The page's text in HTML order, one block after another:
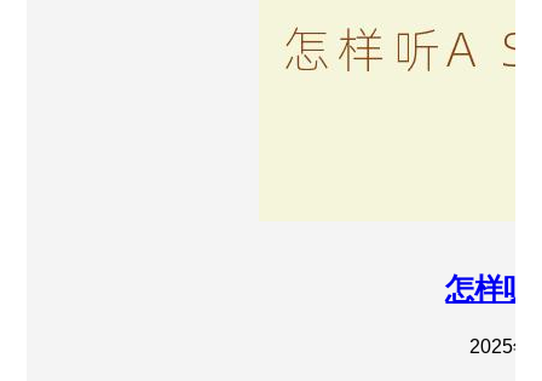
怎样听
2025年